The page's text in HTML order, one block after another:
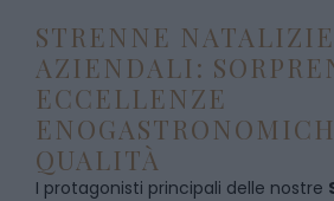
STRENNE NATALIZIE
AZIENDALI:
ECCELLENZE
QUALITÀ
I protagonisti principali delle nostre